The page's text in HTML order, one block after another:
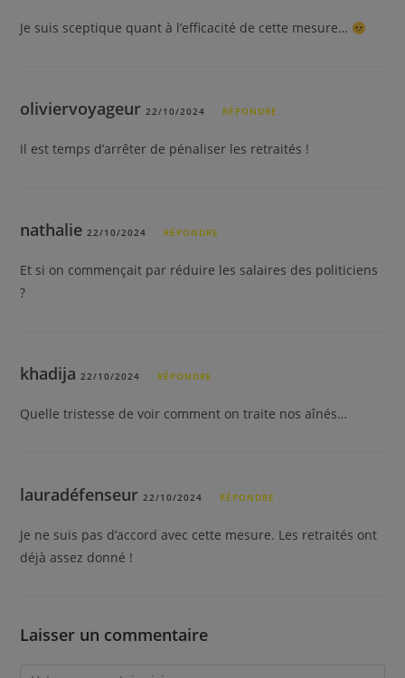
Je suis sceptique quant à l’efficacité de cette mesure…
oliviervoyageur22/10/2024 RÉPONDRE
Il est temps d’arrêter de pénaliser les retraités !
nathalie22/10/2024 RÉPONDRE
Et si on commençait par réduire les salaires des politiciens
?
khadija22/10/2024 RÉPONDRE
Quelle tristesse de voir comment on traite nos aînés…
lauradéfenseur22/10/2024 RÉPONDRE
Je ne suis pas d’accord avec cette mesure. Les retraités ont
déjà assez donné !
Laisser un commentaire